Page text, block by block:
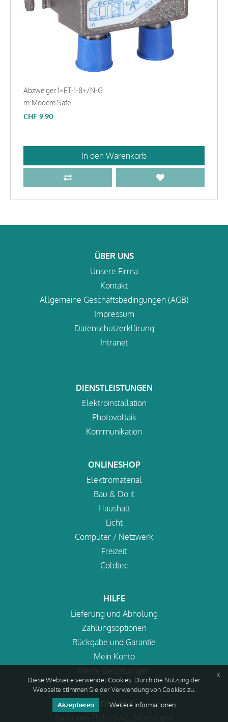
Abzweiger 1×ET-1-8+/N-G
m.Modem Safe
CHF 9.90
In den Warenkorb
ÜBER UNS
Unsere Firma
Kontakt
Allgemeine Geschäftsbedingungen (AGB)
Impressum
Datenschutzerklärung
Intranet
DIENSTLEISTUNGEN
Elektroinstallation
Photovoltaik
Kommunikation
ONLINESHOP
Elektromaterial
Bau & Do it
Haushalt
Licht
Computer / Netzwerk
Freizeit
Coldtec
HILFE
Lieferung und Abholung
Zahlungsoptionen
Rückgabe und Garantie
Mein Konto
Meine Bestellungen
KONTAKT
Baumann Elektro AG, Münsingen
Diese Webseite verwendet Cookies. Durch die Nutzung der
Webseite stimmen Sie der Verwendung von Cookies zu.
Akzeptieren
Weitere Informationen
x